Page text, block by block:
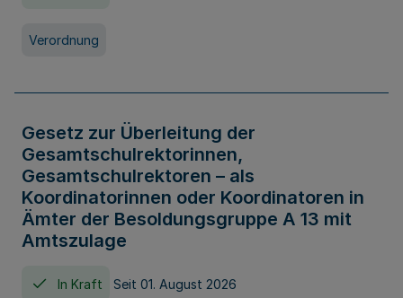
Verordnung
Gesetz zur Überleitung der
Gesamtschulrektorinnen,
Gesamtschulrektoren – als
Koordinatorinnen oder Koordinatoren in
Ämter der Besoldungsgruppe A 13 mit
Amtszulage
In Kraft Seit 01. August 2026